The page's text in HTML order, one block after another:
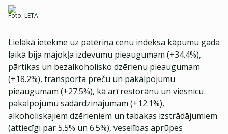
Foto: LETA
Lielākā ietekme uz patēriņa cenu indeksa kāpumu gada
laikā bija mājokļa izdevumu pieaugumam (+34.4%),
pārtikas un bezalkoholisko dzērienu pieaugumam
(+18.2%), transporta preču un pakalpojumu
pieaugumam (+27.5%), kā arī restorānu un viesnīcu
pakalpojumu sadārdzinājumam (+12.1%),
alkoholiskajiem dzērieniem un tabakas izstrādājumiem
(attiecīgi par 5.5% un 6.5%), veselības aprūpes